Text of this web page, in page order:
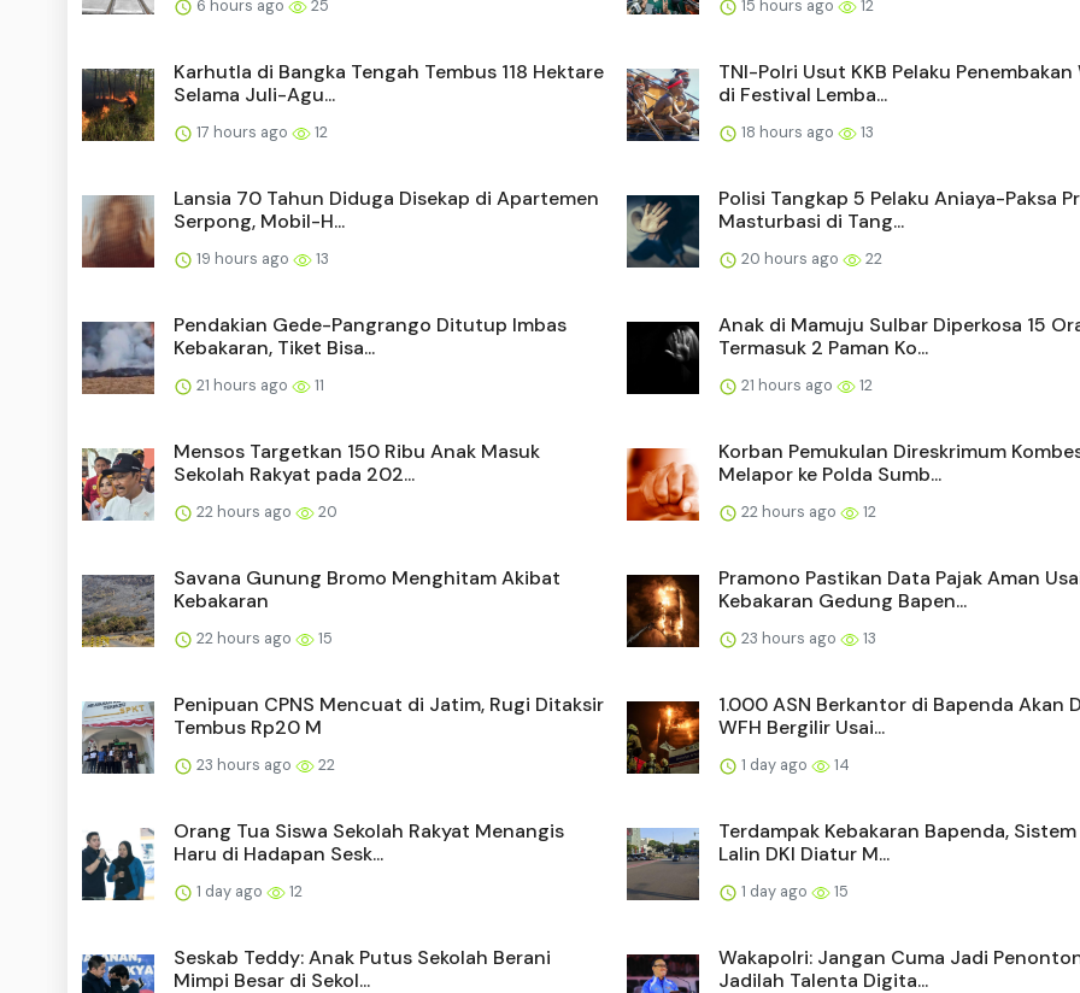
6 hours ago 25 15 hours ago 12
Karhutla di Bangka Tengah Tembus 118 Hektare
Selama Juli-Agu...
17 hours ago 12
TNI-Polri Usut KKB Pelaku Penembakan
di Festival Lemba...
18 hours ago 13
Lansia 70 Tahun Diduga Disekap di Apartemen
Serpong, Mobil-H...
19 hours ago 13
Polisi Tangkap 5 Pelaku Aniaya-Paksa
Masturbasi di Tang...
20 hours ago 22
Pendakian Gede-Pangrango Ditutup Imbas
Kebakaran, Tiket Bisa...
21 hours ago 11
Anak di Mamuju Sulbar Diperkosa 15
Termasuk 2 Paman Ko...
21 hours ago 12
Mensos Targetkan 150 Ribu Anak Masuk
Sekolah Rakyat pada 202...
22 hours ago 20
Korban Pemukulan Direskrimum
Melapor ke Polda Sumb...
22 hours ago 12
Savana Gunung Bromo Menghitam Akibat
Kebakaran
22 hours ago 15
Pramono Pastikan Data Pajak Aman
Kebakaran Gedung Bapen...
23 hours ago 13
Penipuan CPNS Mencuat di Jatim, Rugi Ditaksir
Tembus Rp20 M
23 hours ago 22
1.000 ASN Berkantor di Bapenda Akan
WFH Bergilir Usai...
1 day ago 14
Orang Tua Siswa Sekolah Rakyat Menangis
Haru di Hadapan Sesk...
1 day ago 12
Terdampak Kebakaran Bapenda,
Lalin DKI Diatur M...
1 day ago 15
Seskab Teddy: Anak Putus Sekolah Berani
Mimpi Besar di Sekol...
Wakapolri: Jangan Cuma Jadi
Jadilah Talenta Digita...